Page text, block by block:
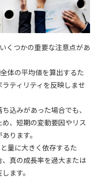
くつかの重要な注意点があ
体の平均値を算出するた
ティリティを反映しませ
込みがあった場合でも、
、短期の変動要因やリス
ります。
量に大きく依存するた
真の成長率を過大または
ます。